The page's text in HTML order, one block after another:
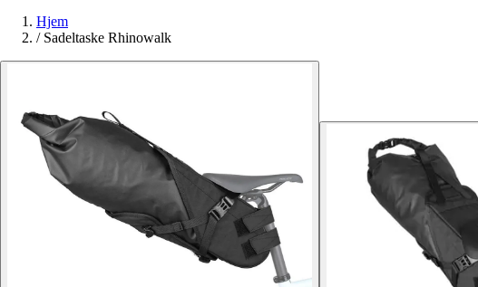
Hjem
/ Sadeltaske Rhinowalk